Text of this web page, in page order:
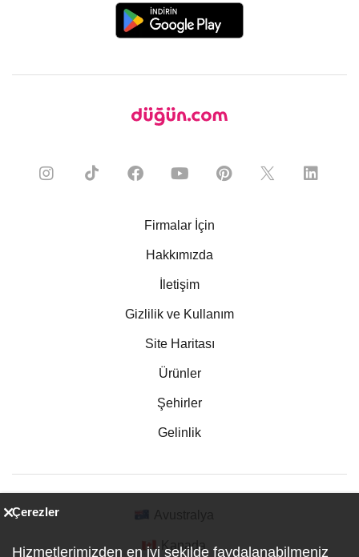
Firmalar İçin
Hakkımızda
İletişim
Gizlilik ve Kullanım
Site Haritası
Ürünler
Şehirler
Gelinlik
Kanada
Çerezler
Hizmetlerimizden en iyi şekilde faydalanabilmeniz